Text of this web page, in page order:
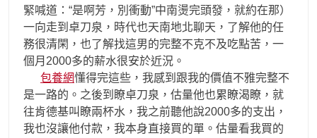
緊喊道：“是啊芳，別衝動”中南燙完頭發，就約在那）
一向走到卓刀泉，時代也天南地北聊天，了解他的任
務很清閑，也了解找這男的完整不克不及吃點苦，一
個月2000多的薪水很安於近況。
包養網懂得完這些，我感到跟我的價值不雅完整不
是一路的。之後到瞭卓刀泉，估量他也累瞭渴瞭，就
往肯德基叫瞭兩杯水，我之前聽他說2000多的支出，
我也沒讓他付款，我本身直接買的單。估量看我買的